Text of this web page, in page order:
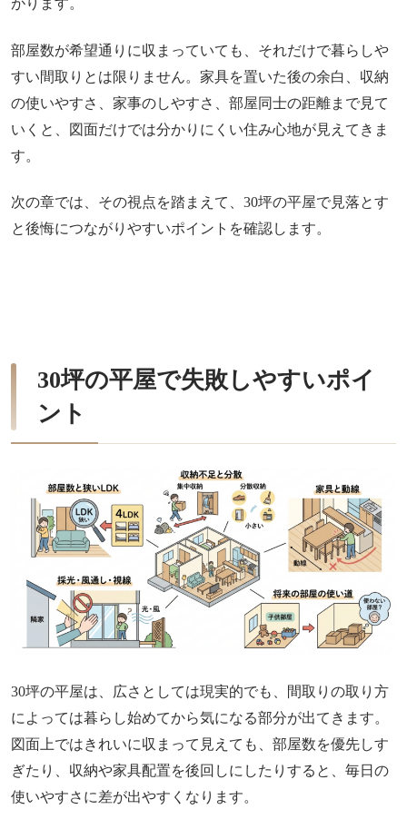
がります。
部屋数が希望通りに収まっていても、それだけで暮らしや
すい間取りとは限りません。家具を置いた後の余白、収納
の使いやすさ、家事のしやすさ、部屋同士の距離まで見て
いくと、図面だけでは分かりにくい住み心地が見えてきま
す。
次の章では、その視点を踏まえて、30坪の平屋で見落とす
と後悔につながりやすいポイントを確認します。
30坪の平屋で失敗しやすいポイ
ント
30坪の平屋は、広さとしては現実的でも、間取りの取り方
によっては暮らし始めてから気になる部分が出てきます。
図面上ではきれいに収まって見えても、部屋数を優先しす
ぎたり、収納や家具配置を後回しにしたりすると、毎日の
使いやすさに差が出やすくなります。